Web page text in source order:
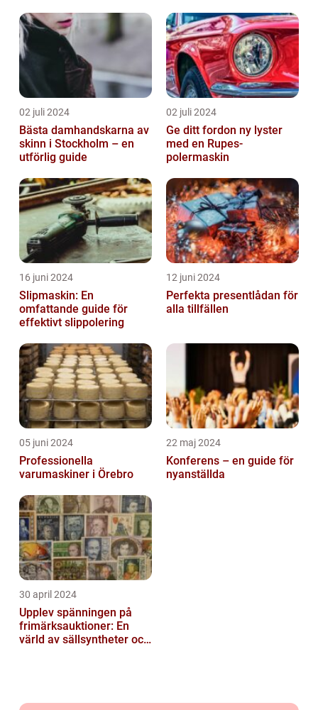
02 juli 2024
Bästa damhandskarna av
skinn i Stockholm – en
utförlig guide
02 juli 2024
Ge ditt fordon ny lyster
med en Rupes-
polermaskin
16 juni 2024
Slipmaskin: En
omfattande guide för
effektivt slippolering
12 juni 2024
Perfekta presentlådan för
alla tillfällen
05 juni 2024
Professionella
varumaskiner i Örebro
22 maj 2024
Konferens – en guide för
nyanställda
30 april 2024
Upplev spänningen på
frimärksauktioner: En
värld av sällsyntheter och